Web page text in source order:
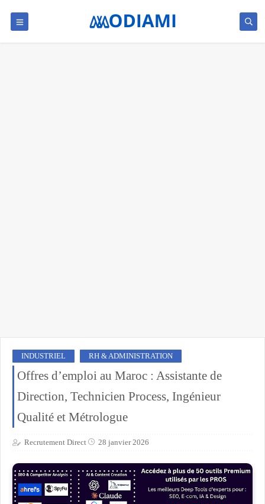
INDUSTRIEL RH & ADMINISTRATION
Offres d’emploi au Maroc : Assistante de
Direction, Technicien Process, Ingénieur
Qualité et Métrologue
Recrutement Direct 28 janvier 2026